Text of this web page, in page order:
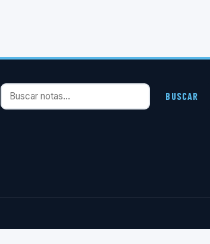
Buscar notas BUSCAR